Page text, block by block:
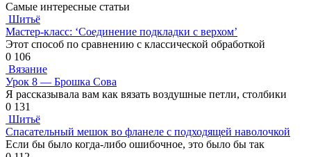
Самые интересные статьи
Шитьё
Мастер-класс: ‘Соединение подкладки с верхом’
Этот способ по сравнению с классической обработкой
0 106
Вязание
Урок 8 — Брошка Сова
Я рассказывала вам как вязать воздушные петли, столбики
0 131
Шитьё
Спасательный мешок во фланеле с подходящей наволочкой
Если бы было когда-либо ошибочное, это было бы так